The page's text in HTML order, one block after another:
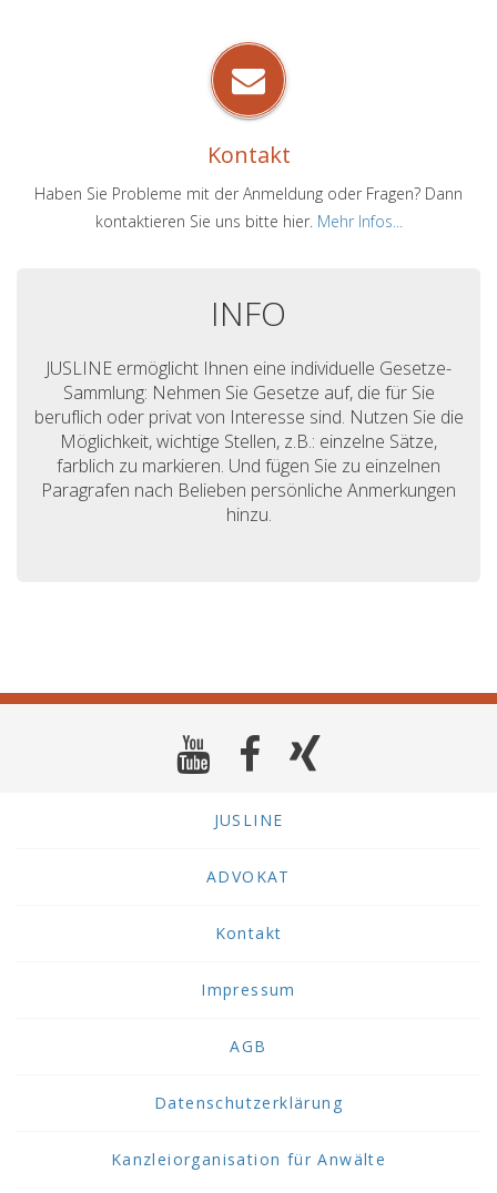
Kontakt
Haben Sie Probleme mit der Anmeldung oder Fragen? Dann
kontaktieren Sie uns bitte hier. Mehr Infos...
INFO
JUSLINE ermöglicht Ihnen eine individuelle Gesetze-
Sammlung: Nehmen Sie Gesetze auf, die für Sie
beruflich oder privat von Interesse sind. Nutzen Sie die
Möglichkeit, wichtige Stellen, z.B.: einzelne Sätze,
farblich zu markieren. Und fügen Sie zu einzelnen
Paragrafen nach Belieben persönliche Anmerkungen
hinzu.
JUSLINE
ADVOKAT
Kontakt
Impressum
AGB
Datenschutzerklärung
Kanzleiorganisation für Anwälte